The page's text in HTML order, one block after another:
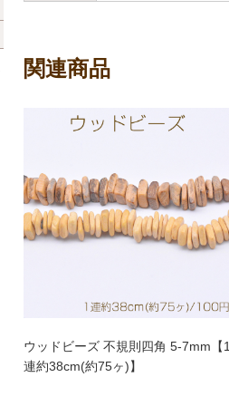
関連商品
ウッドビーズ 不規則四角 5-7mm【1
連約38cm(約75ヶ)】